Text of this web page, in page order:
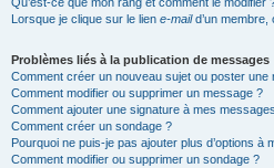
Lorsque je clique sur le lien e-maild’un membre,
Problèmes liés à la publication de messages
Comment créer un nouveau sujet ou poster une
Comment modifier ou supprimer un message ?
Comment ajouter une signature à mes
Comment créer un sondage ?
Pourquoi ne puis-je pas ajouter plus d’options à
Comment modifier ou supprimer un sondage ?